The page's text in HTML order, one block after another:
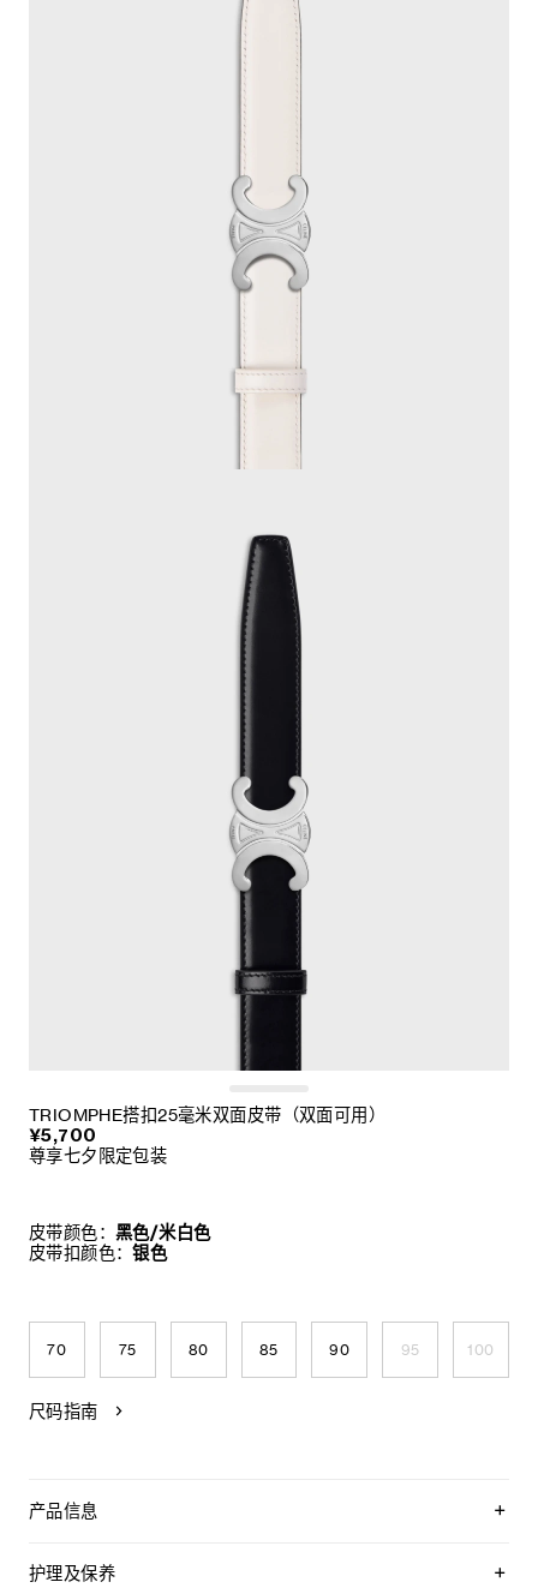
TRIOMPHE搭扣25毫米双面皮带（双面可用）
¥5,700
尊享七夕限定包装
皮带颜色：黑色/米白色
皮带扣颜色：银色
70 75 80 85 90 95 100
尺码指南
产品信息
附赠2个皮革环，配合不同面使用
护理及保养